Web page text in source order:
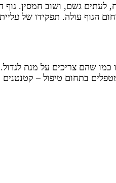
לעתים גשם, ושוב חמסין. גוף
הגוף עולה. תפקידו של
שהם צריכים על מנת
בתחום טיפול –